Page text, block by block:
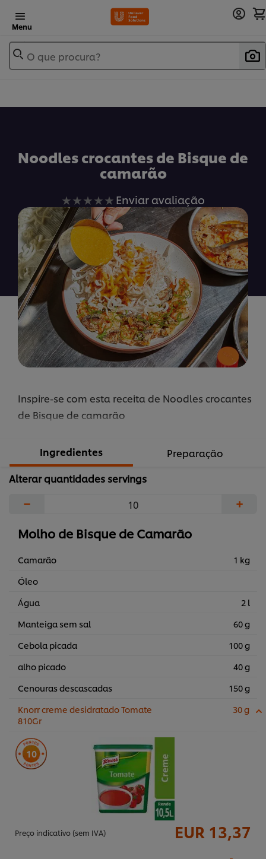
Menu
O que procura?
Noodles crocantes de Bisque de
camarão
Nenhuma
avaliação
enviada
para
este
recipe
Enviar avaliação
Inspire-se com esta receita de Noodles crocantes
de Bisque de camarão
Ingredientes
Preparação
Alterar quantidades servings
− +
Molho de Bisque de Camarão
Camarão
1 kg
Óleo
Água
2 l
Manteiga sem sal
60 g
Cebola picada
100 g
alho picado
40 g
Cenouras descascadas
150 g
Knorr creme desidratado Tomate
810Gr
30 g
10
Preço indicativo (sem IVA) EUR 13,37